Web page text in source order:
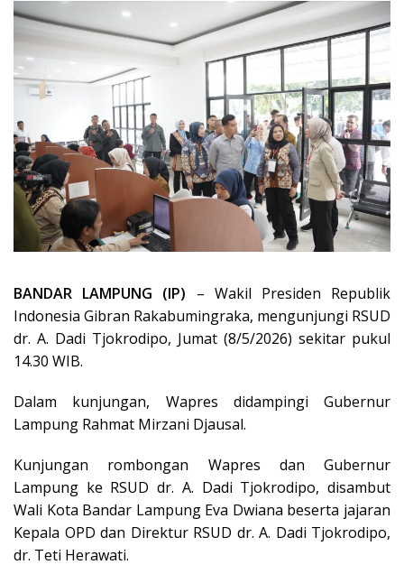
BANDAR LAMPUNG (IP) – Wakil Presiden Republik
Indonesia Gibran Rakabumingraka, mengunjungi RSUD
dr. A. Dadi Tjokrodipo, Jumat (8/5/2026) sekitar pukul
14.30 WIB.
Dalam kunjungan, Wapres didampingi Gubernur
Lampung Rahmat Mirzani Djausal.
Kunjungan rombongan Wapres dan Gubernur
Lampung ke RSUD dr. A. Dadi Tjokrodipo, disambut
Wali Kota Bandar Lampung Eva Dwiana beserta jajaran
Kepala OPD dan Direktur RSUD dr. A. Dadi Tjokrodipo,
dr. Teti Herawati.